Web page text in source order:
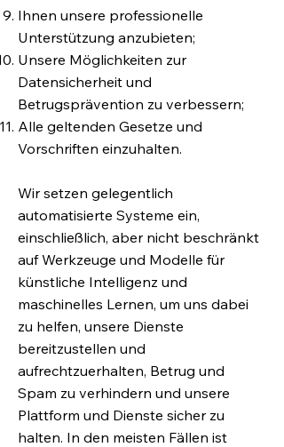
Ihnen unsere professionelle
Unterstützung anzubieten;
Unsere Möglichkeiten zur
Datensicherheit und
Betrugsprävention zu verbessern;
Alle geltenden Gesetze und
Vorschriften einzuhalten.
Wir setzen gelegentlich
automatisierte Systeme ein,
einschließlich, aber nicht beschränkt
auf Werkzeuge und Modelle für
künstliche Intelligenz und
maschinelles Lernen, um uns dabei
zu helfen, unsere Dienste
bereitzustellen und
aufrechtzuerhalten, Betrug und
Spam zu verhindern und unsere
Plattform und Dienste sicher zu
halten. In den meisten Fällen ist